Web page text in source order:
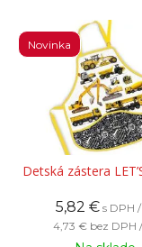
Detská zástera
Novinka
5,82 € s DPH
4,73 € bez DPH